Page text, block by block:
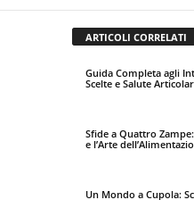
ARTICOLI CORRELATI
Guida Completa agli
Scelte e Salute
Sfide a Quattro
e l’Arte
Un Mondo a Cupola: